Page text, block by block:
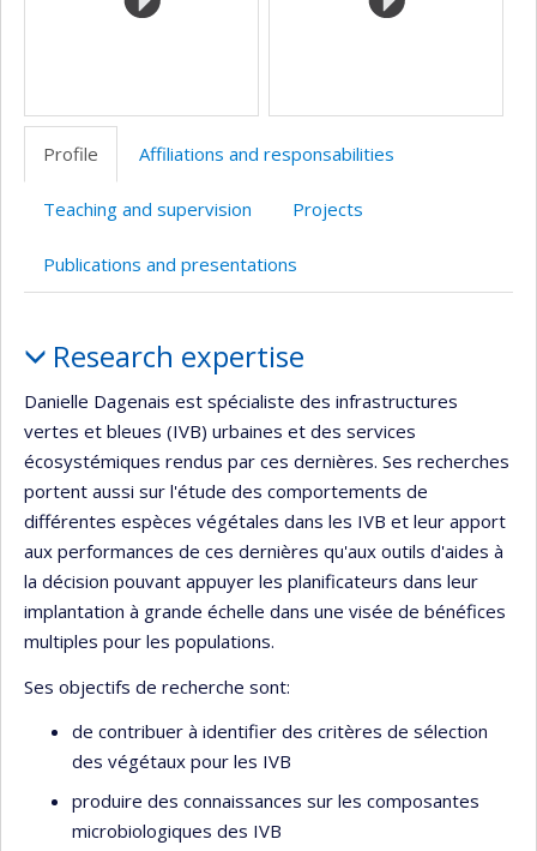
Profile Affiliations and responsabilities
Teaching and supervision Projects
Publications and presentations
Research expertise
Danielle Dagenais est spécialiste des infrastructures
vertes et bleues (IVB) urbaines et des services
écosystémiques rendus par ces dernières. Ses recherches
portent aussi sur l'étude des comportements de
différentes espèces végétales dans les IVB et leur apport
aux performances de ces dernières qu'aux outils d'aides à
la décision pouvant appuyer les planificateurs dans leur
implantation à grande échelle dans une visée de bénéfices
multiples pour les populations.
Ses objectifs de recherche sont:
de contribuer à identifier des critères de sélection
des végétaux pour les IVB
produire des connaissances sur les composantes
microbiologiques des IVB